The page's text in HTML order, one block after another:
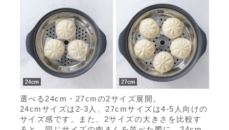
選べる24cm・27cmの2サイズ展開。
24cmサイズは2-3人、27cmサイズは4-5人向けの
サイズ感です。また、2サイズの大きさを比較す